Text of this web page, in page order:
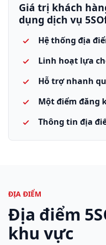
Giá trị khách
dụng dịch vụ
Hệ thống địa
Linh hoạt lựa
Hỗ trợ nhanh
Một điểm đăng
Thông tin địa
ĐỊA ĐIỂM
Địa điểm
khu vực